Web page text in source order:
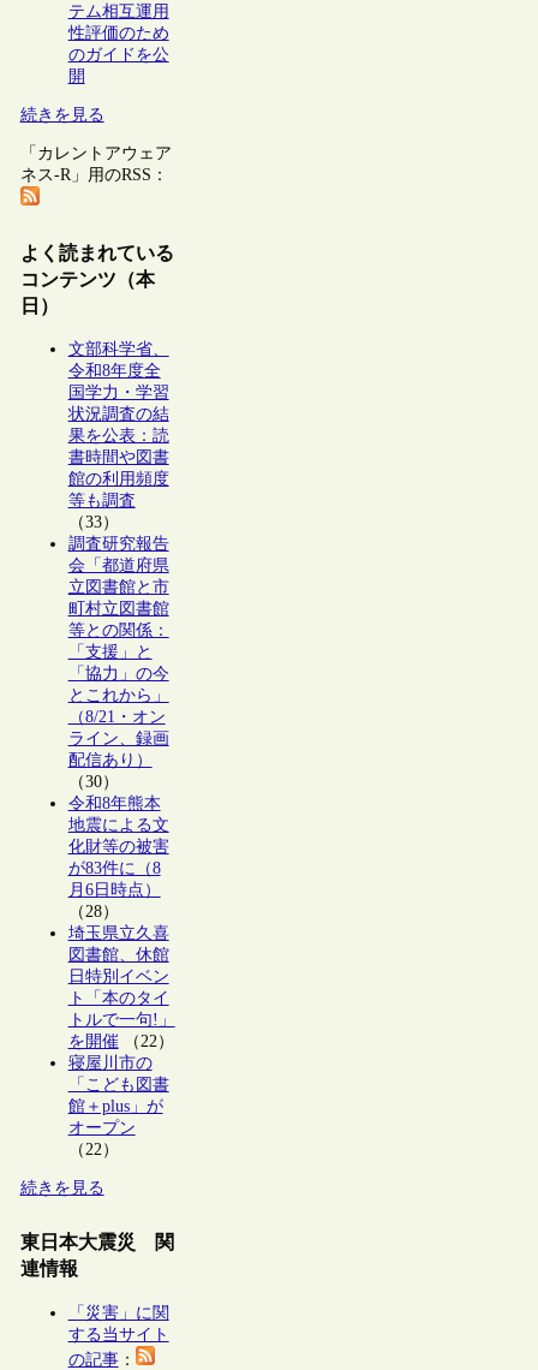
テム相互運用
性評価のため
のガイドを公
開
続きを見る
「カレントアウェア
ネス-R」用のRSS：
よく読まれている
コンテンツ（本
日）
文部科学省、
令和8年度全
国学力・学習
状況調査の結
果を公表：読
書時間や図書
館の利用頻度
等も調査
（33）
調査研究報告
会「都道府県
立図書館と市
町村立図書館
等との関係：
「支援」と
「協力」の今
とこれから」
（8/21・オン
ライン、録画
配信あり）
（30）
令和8年熊本
地震による文
化財等の被害
が83件に（8
月6日時点）
（28）
埼玉県立久喜
図書館、休館
日特別イベン
ト「本のタイ
トルで一句!」
を開催（22）
寝屋川市の
「こども図書
館＋plus」が
オープン
（22）
続きを見る
東日本大震災 関
連情報
「災害」に関
する当サイト
の記事：